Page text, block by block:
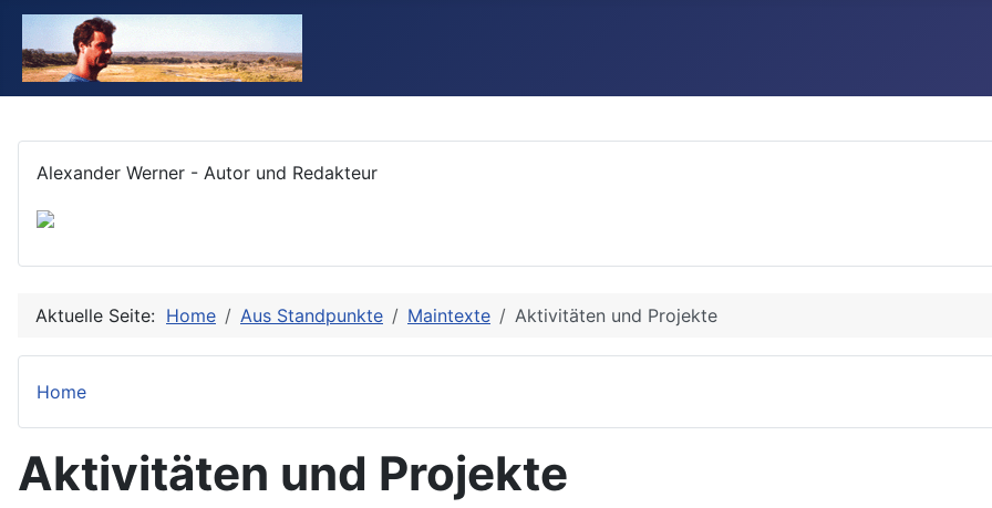
Alexander Werner - Autor und Redakteur
Aktuelle Seite: Home Aus Standpunkte Maintexte Aktivitäten und Projekte
Home
Aktivitäten und Projekte